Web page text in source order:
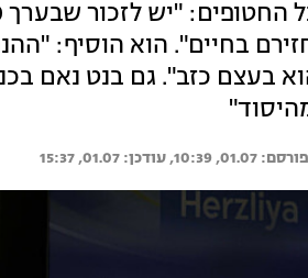
בחיים". הוא הוסיף:
בעצם כזב". גם בנט נאם
01.07, 10:39
01.07, 15:37